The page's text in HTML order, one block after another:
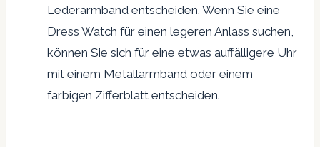
Lederarmband entscheiden. Wenn Sie eine
Dress Watch für einen legeren Anlass suchen,
können Sie sich für eine etwas auffälligere Uhr
mit einem Metallarmband oder einem
farbigen Zifferblatt entscheiden.